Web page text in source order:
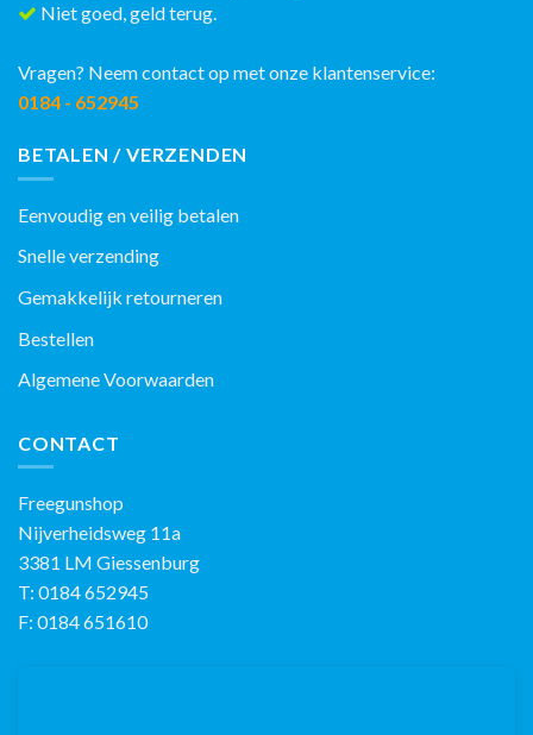
Niet goed, geld terug.
Vragen? Neem contact op met onze klantenservice:
0184 - 652945
BETALEN / VERZENDEN
Eenvoudig en veilig betalen
Snelle verzending
Gemakkelijk retourneren
Bestellen
Algemene Voorwaarden
CONTACT
Freegunshop
Nijverheidsweg 11a
3381 LM Giessenburg
T: 0184 652945
F: 0184 651610